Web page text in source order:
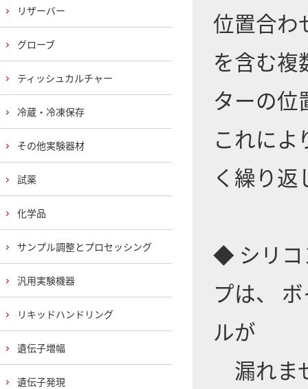
位置合わ
を含む複
ターの位
これに
く繰り
◆ シリコ
プは、
ルが
漏れま
リザーバー
グローブ
ティッシュカルチャー
冷蔵・冷凍保存
その他実験器材
試薬
化学品
サンプル調整とプロセッシング
汎用実験機器
リキッドハンドリング
遺伝子増幅
遺伝子発現